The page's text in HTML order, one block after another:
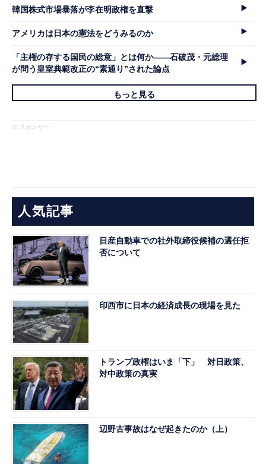
韓国株式市場暴落が李在明政権を直撃
アメリカは日本の憲法をどうみるのか
「主権の存する国民の総意」とは何か――石破茂・元総理
が問う皇室典範改正の“素通り”された論点
もっと見る
※ スポンサー
人気記事
日産自動車での社外取締役候補の選任拒
否について
印西市に日本の経済成長の現場を見た
トランプ政権はいま「下」 対日政策、
対中政策の真実
辺野古事故はなぜ起きたのか（上）